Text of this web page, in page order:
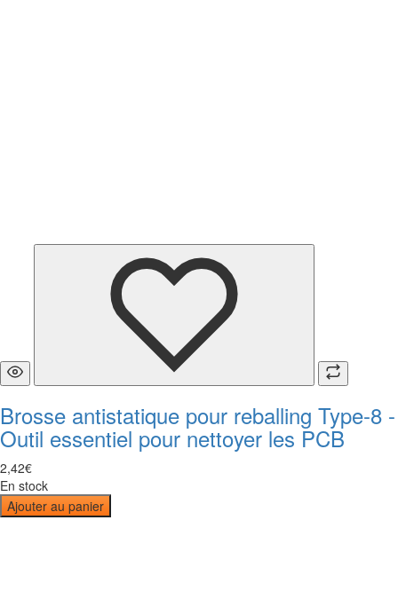
Brosse antistatique pour reballing Type-8 -
Outil essentiel pour nettoyer les PCB
2,42€
En stock
Ajouter au panier